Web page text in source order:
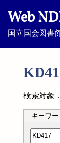
Web
国立国会図書
検索対象
キーワ
分類記